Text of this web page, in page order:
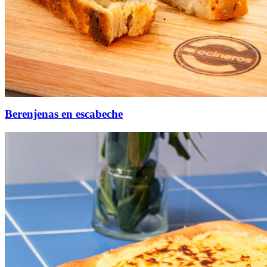
Berenjenas en escabeche